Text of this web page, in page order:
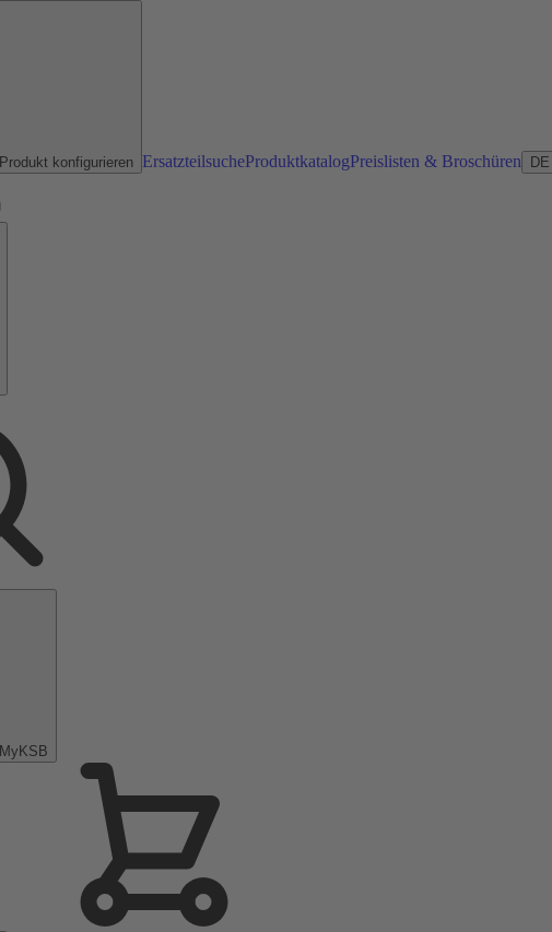
Produkt konfigurieren ErsatzteilsucheProduktkatalogPreislisten & Broschüren DE
MyKSB